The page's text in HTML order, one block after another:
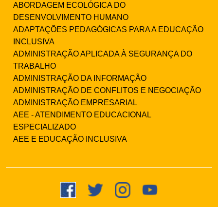
ABORDAGEM ECOLÓGICA DO
DESENVOLVIMENTO HUMANO
ADAPTAÇÕES PEDAGÓGICAS PARA A EDUCAÇÃO
INCLUSIVA
ADMINISTRAÇÃO APLICADA À SEGURANÇA DO
TRABALHO
ADMINISTRAÇÃO DA INFORMAÇÃO
ADMINISTRAÇÃO DE CONFLITOS E NEGOCIAÇÃO
ADMINISTRAÇÃO EMPRESARIAL
AEE - ATENDIMENTO EDUCACIONAL
ESPECIALIZADO
AEE E EDUCAÇÃO INCLUSIVA